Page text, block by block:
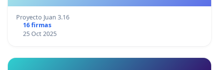
Proyecto Juan 3.16
16 firmas
25 Oct 2025